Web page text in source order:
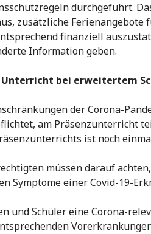
durchgeführt.
zusätzliche Ferienangebote
finanziell
Information geben.
Unterricht bei erweitertem
der Corona-
am Präsenzunterricht
ist noch
müssen darauf
Symptome einer Covid-19-
und Schüler eine Corona-